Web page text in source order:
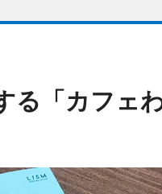
る「カフェ